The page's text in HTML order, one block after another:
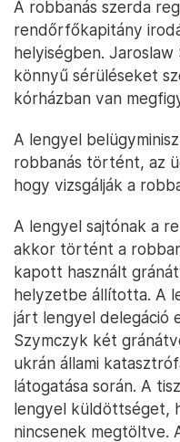
A robbanás szerda
rendőrfőkapitány
helyiségben.
könnyű sérüléseket
kórházban van
A lengyel
robbanás történt, az
hogy vizsgálják a
A lengyel sajtónak a
akkor történt a
kapott használt
helyzetbe állította. A
járt lengyel delegáció
Szymczyk két
ukrán állami
látogatása során. A
lengyel küldöttséget,
nincsenek megtöltve.